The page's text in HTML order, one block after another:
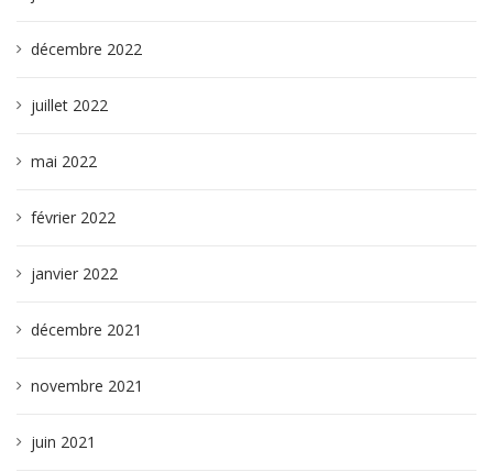
décembre 2022
juillet 2022
mai 2022
février 2022
janvier 2022
décembre 2021
novembre 2021
juin 2021